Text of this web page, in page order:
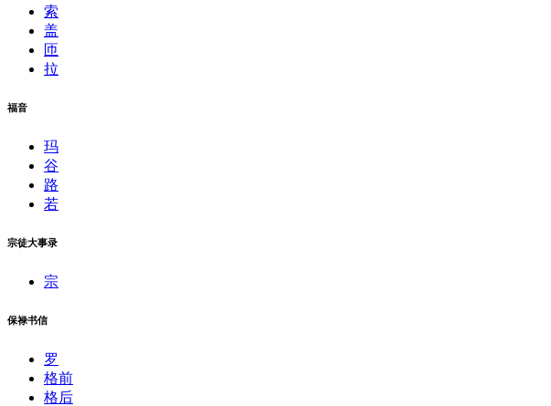
索
盖
匝
拉
福音
玛
谷
路
若
宗徒大事录
宗
保禄书信
罗
格前
格后